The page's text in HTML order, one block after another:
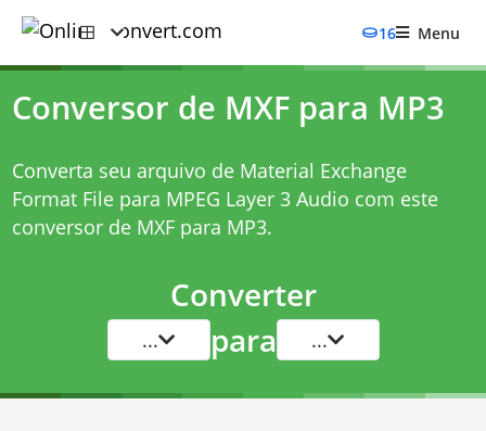
16 Menu
Conversor de MXF para MP3
Converta seu arquivo de Material Exchange
Format File para MPEG Layer 3 Audio com este
conversor de MXF para MP3.
Converter
... para ...